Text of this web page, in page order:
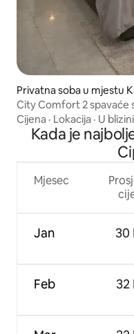
Privatna soba u mjestu
City Comfort 2 spavaće
Cijena · Lokacija · U blizini
Kada je
Mjesec
Jan
Feb
30
32